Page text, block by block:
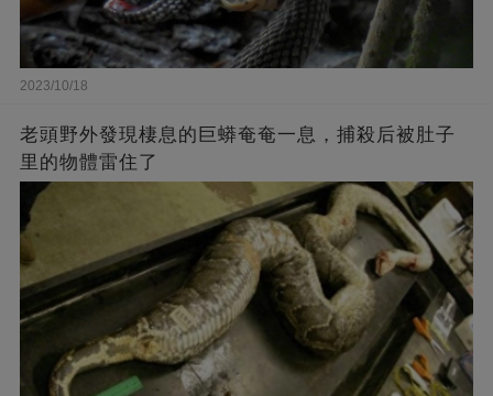
2023/10/18
老頭野外發現棲息的巨蟒奄奄一息，捕殺后被肚子
里的物體雷住了